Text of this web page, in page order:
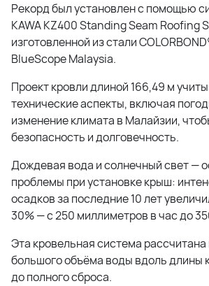
Рекорд был установлен с помощью
KAWA KZ400 Standing Seam Roofing
изготовленной из стали
BlueScope Malaysia.
Проект кровли длиной 166,49 м
технические аспекты, включая
изменение климата в Малайзии,
безопасность и долговечность.
Дождевая вода и солнечный свет —
проблемы при установке крыш:
осадков за последние 10 лет
30% — с 250 миллиметров в час до
Эта кровельная система
большого объёма воды вдоль длины
до полного сброса.